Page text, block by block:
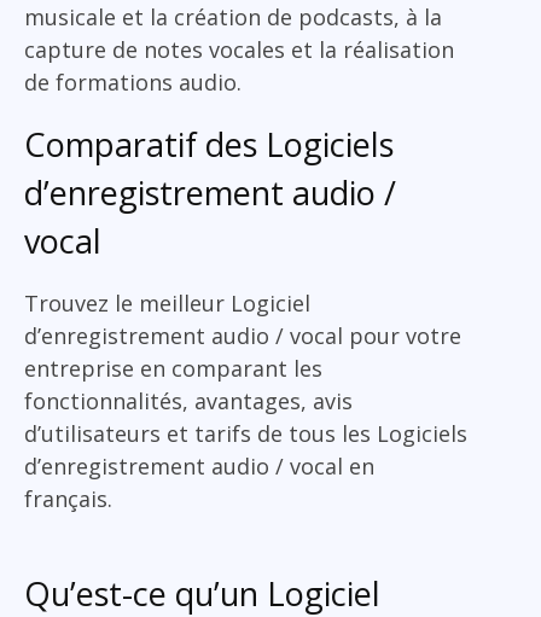
musicale et la création de podcasts, à la
capture de notes vocales et la réalisation
de formations audio.
Comparatif des Logiciels
d’enregistrement audio /
vocal
Trouvez le meilleur Logiciel
d’enregistrement audio / vocal pour votre
entreprise en comparant les
fonctionnalités, avantages, avis
d’utilisateurs et tarifs de tous les Logiciels
d’enregistrement audio / vocal en
français.
Qu’est-ce qu’un Logiciel